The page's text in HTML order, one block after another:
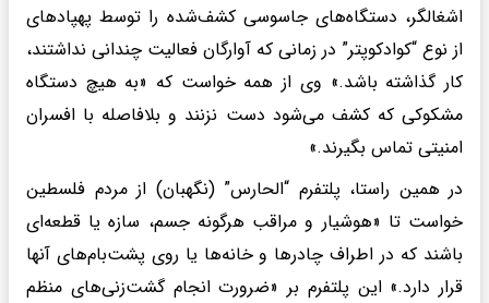
اشغالگر، دستگاه‌های جاسوسی کشف‌شده را توسط پهپادهای
از نوع “کوادکوپتر” در زمانی که آوارگان فعالیت چندانی نداشتند،
کار گذاشته باشد.» وی از همه خواست که «به هیچ دستگاه
مشکوکی که کشف می‌شود دست نزنند و بلافاصله با افسران
امنیتی تماس بگیرند.»
در همین راستا، پلتفرم “الحارس” (نگهبان) از مردم فلسطین
خواست تا «هوشیار و مراقب هرگونه جسم، سازه یا قطعه‌ای
باشند که در اطراف چادرها و خانه‌ها یا روی پشت‌بام‌های آنها
قرار دارد.» این پلتفرم بر «ضرورت انجام گشت‌زنی‌های منظم